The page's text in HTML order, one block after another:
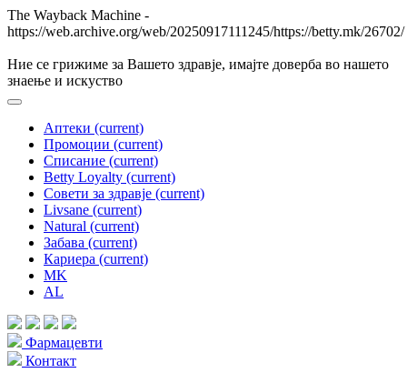
The Wayback Machine -
https://web.archive.org/web/20250917111245/https://betty.mk/26702/
Ние се грижиме за Вашето здравје, имајте доверба во нашето
знаење и искуствo
Аптеки (current)
Промоции (current)
Списание (current)
Betty Loyalty (current)
Совети за здравје (current)
Livsane (current)
Natural (current)
Забава (current)
Кариера (current)
MK
AL
Фармацевти
Контакт